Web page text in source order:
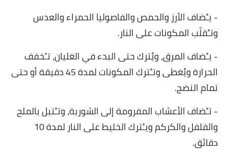
مقالات
نصائح وفوائد
-يـُضاف الأرز والحمص والفاصوليا الحمراء والعدس
وتـُقلّب المكونات على النار.
-يـُضاف المرق، ويُترك حتى البدء في الغليان، تـُخفف
الحرارة ويُغطى وتـُترك المكونات لمدة 45 دقيقة أو حتى
تمام النضج.
-تـُضاف الأعشاب المفرومة إلى الشوربة، وتـُتبل بالملح
والفلفل والكركم ويـُترك الخليط على النار لمدة 10
دقائق.